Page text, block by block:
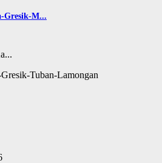
Gresik-M...